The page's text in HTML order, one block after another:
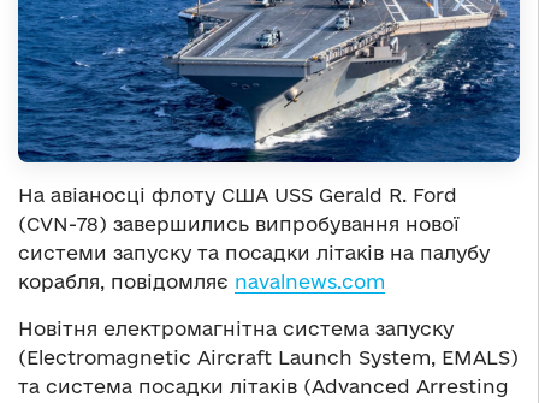
На авіаносці флоту США USS Gerald R. Ford
(CVN-78) завершились випробування нової
системи запуску та посадки літаків на палубу
корабля, повідомляє navalnews.com
Новітня електромагнітна система запуску
(Electromagnetic Aircraft Launch System, EMALS)
та система посадки літаків (Advanced Arresting